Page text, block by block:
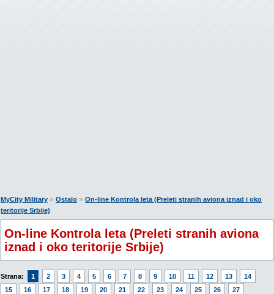
MyCity Military » Ostalo » On-line Kontrola leta (Preleti stranih aviona iznad i oko
teritorije Srbije)
On-line Kontrola leta (Preleti stranih aviona
iznad i oko teritorije Srbije)
Strana: 1 2 3 4 5 6 7 8 9 10 11 12 13
14
15
16 17 18 19 20 21 22 23 24 25 26
27